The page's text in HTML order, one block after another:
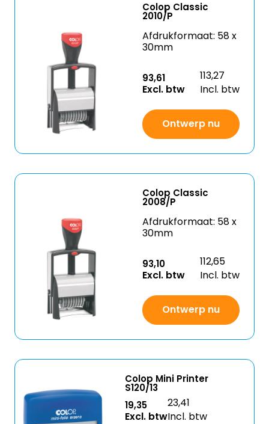
Colop Classic
2010/P
Afdrukformaat: 58 x
30mm
93,61
Excl. btw
113,27
Incl. btw
Ontwerp nu
Colop Classic
2008/P
Afdrukformaat: 58 x
30mm
93,10
Excl. btw
112,65
Incl. btw
Ontwerp nu
Colop Mini Printer
S120/13
19,35
Excl. btw
23,41
Incl. btw